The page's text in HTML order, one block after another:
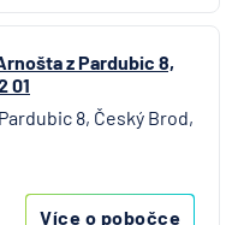
z Pardubic 8,
01
8, Český Brod,
Více o pobočce